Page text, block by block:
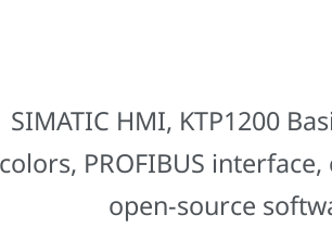
SIMATIC HMI, KTP1200
colors, PROFIBUS
open-source